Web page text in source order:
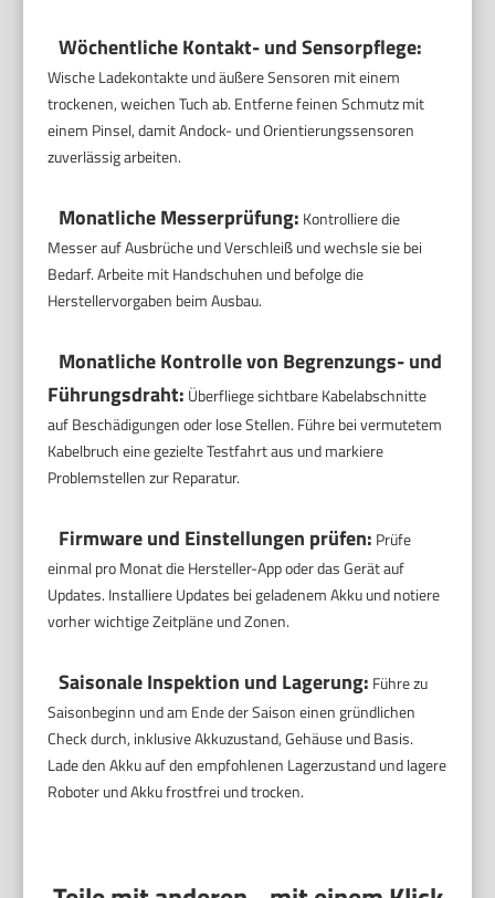
Wöchentliche Kontakt- und Sensorpflege:
Wische Ladekontakte und äußere Sensoren mit einem
trockenen, weichen Tuch ab. Entferne feinen Schmutz mit
einem Pinsel, damit Andock- und Orientierungssensoren
zuverlässig arbeiten.
Monatliche Messerprüfung: Kontrolliere die
Messer auf Ausbrüche und Verschleiß und wechsle sie bei
Bedarf. Arbeite mit Handschuhen und befolge die
Herstellervorgaben beim Ausbau.
Monatliche Kontrolle von Begrenzungs- und
Führungsdraht: Überfliege sichtbare Kabelabschnitte
auf Beschädigungen oder lose Stellen. Führe bei vermutetem
Kabelbruch eine gezielte Testfahrt aus und markiere
Problemstellen zur Reparatur.
Firmware und Einstellungen prüfen: Prüfe
einmal pro Monat die Hersteller-App oder das Gerät auf
Updates. Installiere Updates bei geladenem Akku und notiere
vorher wichtige Zeitpläne und Zonen.
Saisonale Inspektion und Lagerung: Führe zu
Saisonbeginn und am Ende der Saison einen gründlichen
Check durch, inklusive Akkuzustand, Gehäuse und Basis.
Lade den Akku auf den empfohlenen Lagerzustand und lagere
Roboter und Akku frostfrei und trocken.